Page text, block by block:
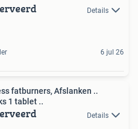
Details
6 jul 26
fatburners, Afslanken ..
1 tablet ..
Details